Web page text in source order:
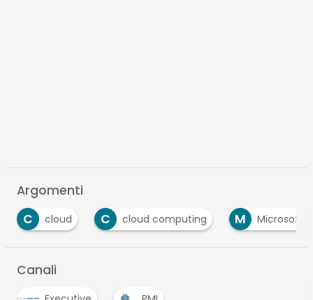
Argomenti
C
cloud C cloud computing M Microsoft
Canali